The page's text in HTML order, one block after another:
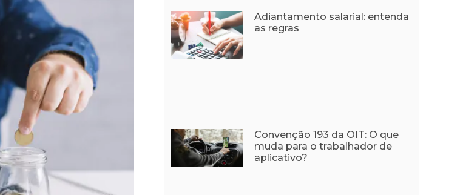
Adiantamento salarial: entenda
as regras
Convenção 193 da OIT: O que
muda para o trabalhador de
aplicativo?